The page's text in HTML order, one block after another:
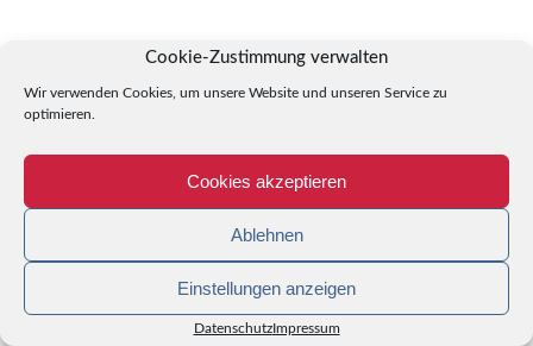
Cookie-Zustimmung verwalten
Wir verwenden Cookies, um unsere Website und unseren Service zu
optimieren.
Cookies akzeptieren
Ablehnen
Einstellungen anzeigen
DatenschutzImpressum